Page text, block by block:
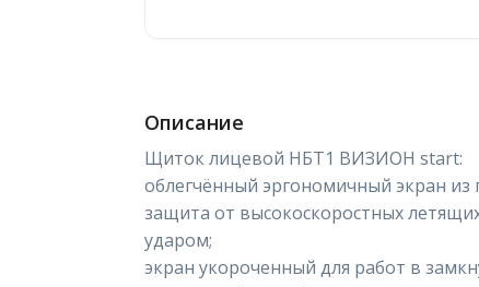
Описание
Щиток лицевой НБТ1 ВИЗИОН start:
облегчённый эргономичный экран
защита от высокоскоростных
ударом;
экран укороченный для работ в